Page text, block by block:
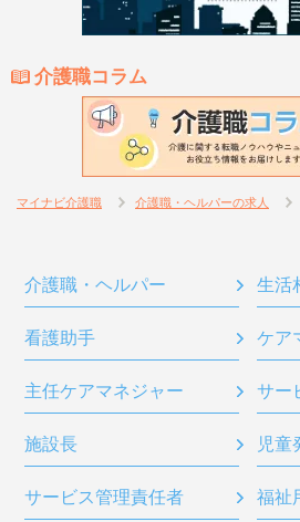
介護職コラム
マイナビ介護職 介護職・ヘルパーの求人
介護職・ヘルパー 生活
看護助手 ケア
主任ケアマネジャー サー
施設長 児童
サービス管理責任者 福祉